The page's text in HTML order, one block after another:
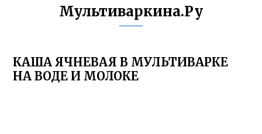
Мультиваркина.Ру
КАША ЯЧНЕВАЯ В МУЛЬТИВАРКЕ
НА ВОДЕ И МОЛОКЕ